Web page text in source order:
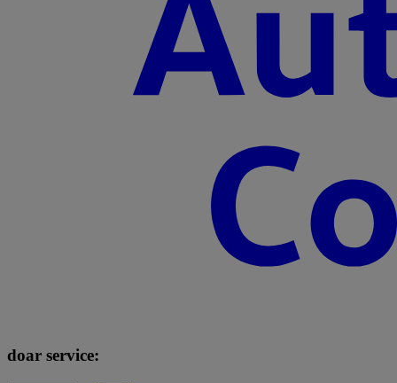
doar service: